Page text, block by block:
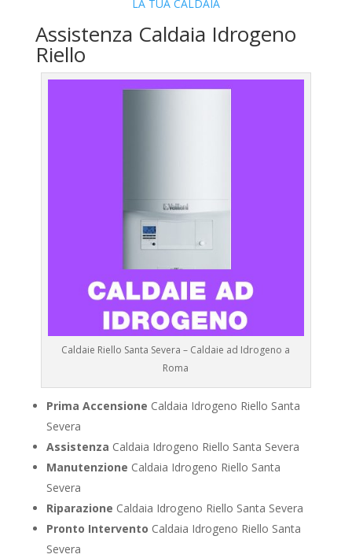
LA TUA CALDAIA
Assistenza Caldaia Idrogeno
Riello
Caldaie Riello Santa Severa – Caldaie ad Idrogeno a
Roma
Prima Accensione Caldaia Idrogeno Riello Santa
Severa
Assistenza Caldaia Idrogeno Riello Santa Severa
Manutenzione Caldaia Idrogeno Riello Santa
Severa
Riparazione Caldaia Idrogeno Riello Santa Severa
Pronto Intervento Caldaia Idrogeno Riello Santa
Severa